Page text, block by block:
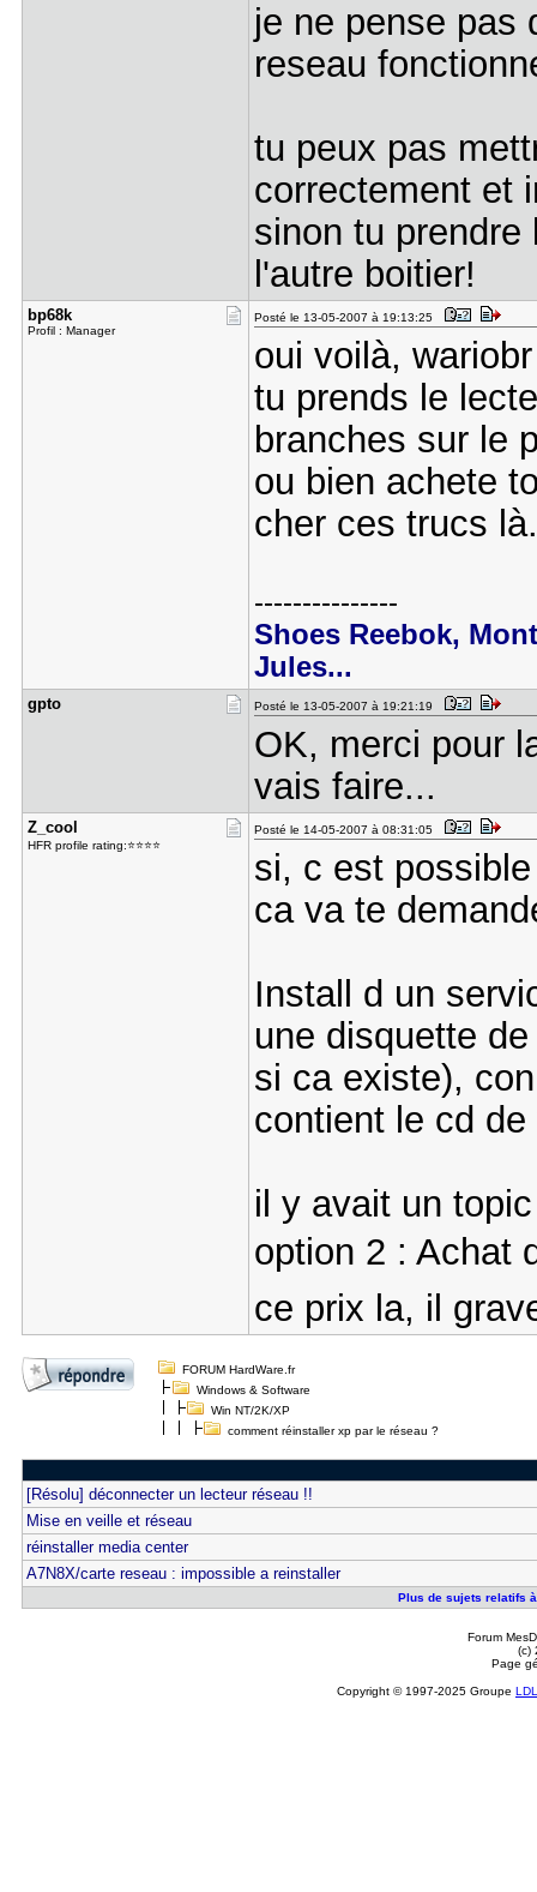
je ne pense pas
reseau
tu peux pas
correctement et
sinon tu
l'autre boitier!
bp68k
Profil : Manager
Posté le 13-05-2007 à 19:13:25
oui voilà,
tu prends le
branches sur le
ou bien achete
cher ces trucs là.
---------------
Shoes Reebok,
Jules...
gpto Posté le 13-05-2007 à 19:21:19
OK, merci pour
vais faire...
Z_cool
HFR profile rating:⭐⭐⭐⭐
Posté le 14-05-2007 à 08:31:05
si, c est
ca va te
Install d un
une disquette
si ca existe),
contient le cd
il y avait un
option 2 : Achat
ce prix la, il
FORUM HardWare.fr
Windows & Software
Win NT/2K/XP
comment réinstaller xp par le réseau ?
[Résolu] déconnecter un lecteur réseau !!
Mise en veille et réseau
réinstaller media center
A7N8X/carte reseau : impossible a reinstaller
Plus de sujets relatifs
Forum
(c)
Page
Copyright © 1997-2025 Groupe